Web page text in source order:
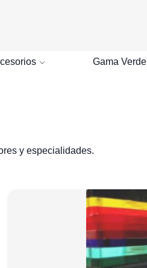
Gama Verde
y especialidades.